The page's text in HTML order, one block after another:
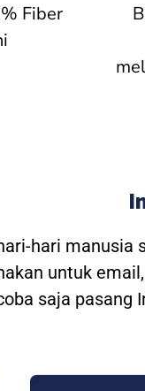
Fiber
hari
untuk
saja pasang